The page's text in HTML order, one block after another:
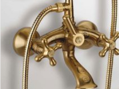
تمیز کرد؟ نگهداری وسایل حمام با
طلایی
بلاگ